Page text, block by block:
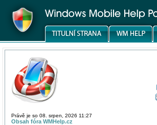
Právě je so 08. srpen, 2026 11:27
Obsah fóra WMHelp.cz